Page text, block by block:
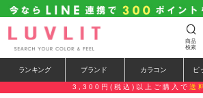
商品
検索
ランキング ブランド カラコン ピ
3,300円(税込)以上ご購入で 送